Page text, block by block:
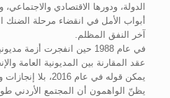
الدولة، ودورها الاقتصادي
أبواب الأمل في انقضاء مرحلة
آخر النفق المظلم.
عقد المقارنة بين المديونية العامة
يمكن قوله في عام 2016، بلا إنجازات ولا موجودات؟
يظنّ الواهمون أن المجتمع الأردني